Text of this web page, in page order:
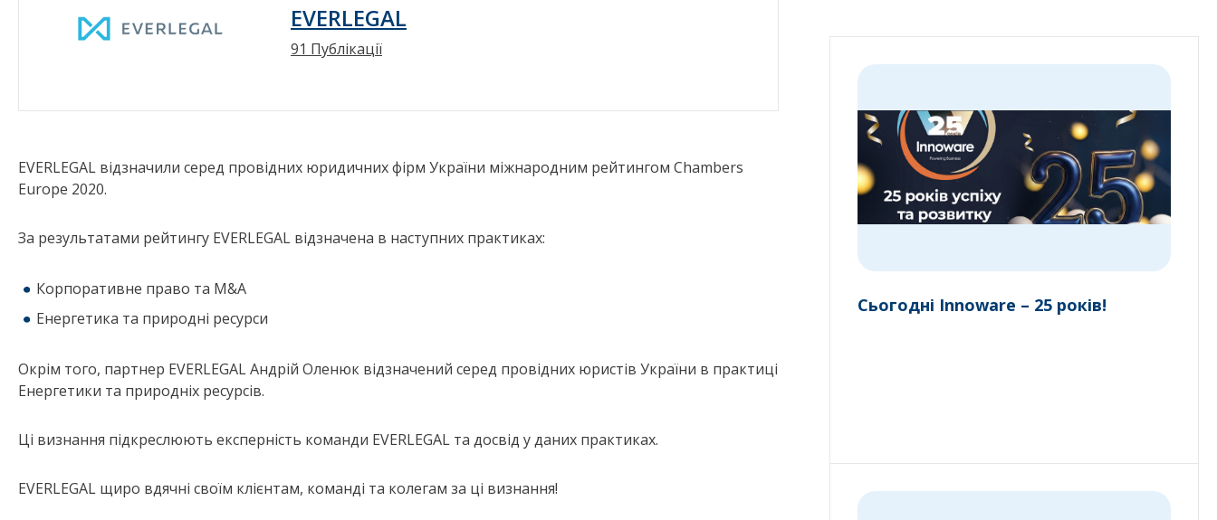
EVERLEGAL
91 Публікації
EVERLEGAL відзначили серед провідних юридичних фірм України міжнародним рейтингом Chambers
Europe 2020.
За результатами рейтингу EVERLEGAL відзначена в наступних практиках:
Корпоративне право та M&A
Енергетика та природні ресурси
Окрім того, партнер EVERLEGAL Андрій Оленюк відзначений серед провідних юристів України в практиці
Енергетики та природніх ресурсів.
Ці визнання підкреслюють експерність команди EVERLEGAL та досвід у даних практиках.
EVERLEGAL щиро вдячні своїм клієнтам, команді та колегам за ці визнання!
Сьогодні Innoware – 25 років!